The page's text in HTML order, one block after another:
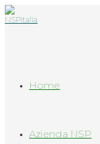
Salta
al
Home
Azienda NSP